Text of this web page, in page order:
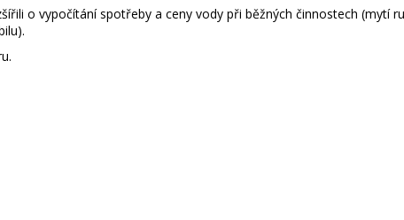
o vypočítání spotřeby a ceny vody při běžných činnostech (mytí